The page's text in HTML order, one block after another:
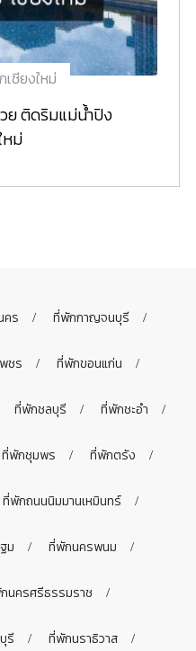
ชียงใหม่
ย ติดริมแม่น้ำปิง
หม่
คร ที่พักกาญจนบุรี
ชร ที่พักขอนแก่น
ที่พักชลบุรี ที่พักชะอำ
ที่พักชุมพร ที่พักตรัง
ที่พักถนนนิมมานเหมินทร์
ม ที่พักนครพนม
นครศรีธรรมราช
รี ที่พักนราธิวาส